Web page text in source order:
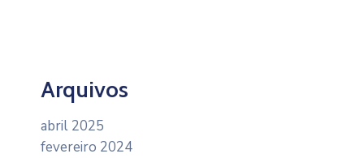
Arquivos
abril 2025
fevereiro 2024